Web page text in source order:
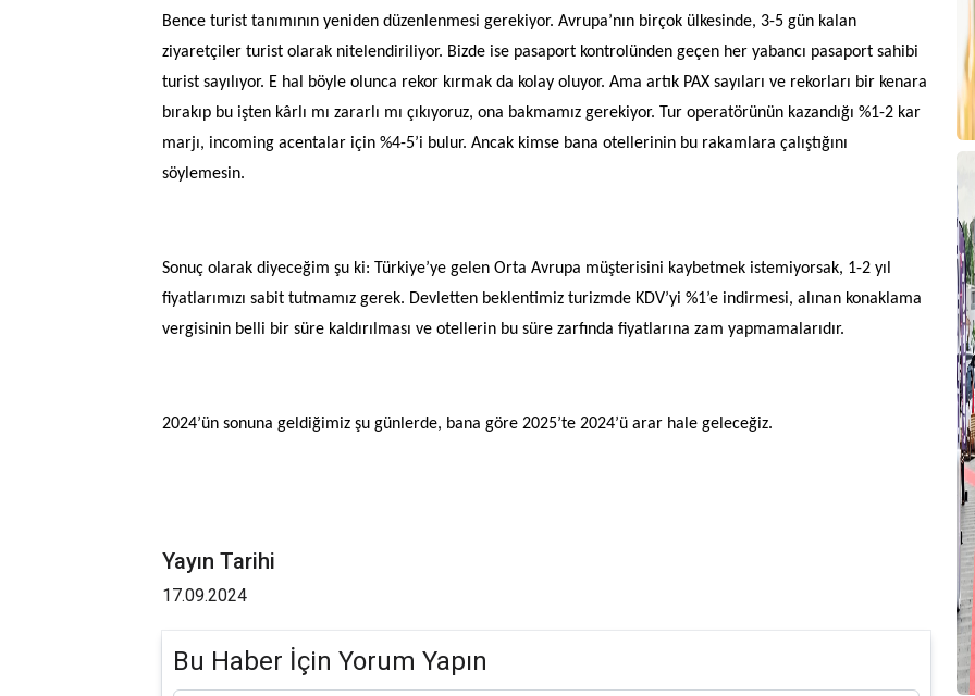
Bence turist tanımının yeniden düzenlenmesi gerekiyor. Avrupa’nın birçok ülkesinde, 3-5 gün kalan
ziyaretçiler turist olarak nitelendiriliyor. Bizde ise pasaport kontrolünden geçen her yabancı pasaport sahibi
turist sayılıyor. E hal böyle olunca rekor kırmak da kolay oluyor. Ama artık PAX sayıları ve rekorları bir kenara
bırakıp bu işten kârlı mı zararlı mı çıkıyoruz, ona bakmamız gerekiyor. Tur operatörünün kazandığı %1-2 kar
marjı, incoming acentalar için %4-5’i bulur. Ancak kimse bana otellerinin bu rakamlara çalıştığını
söylemesin.
Sonuç olarak diyeceğim şu ki: Türkiye’ye gelen Orta Avrupa müşterisini kaybetmek istemiyorsak, 1-2 yıl
fiyatlarımızı sabit tutmamız gerek. Devletten beklentimiz turizmde KDV’yi %1’e indirmesi, alınan konaklama
vergisinin belli bir süre kaldırılması ve otellerin bu süre zarfında fiyatlarına zam yapmamalarıdır.
2024’ün sonuna geldiğimiz şu günlerde, bana göre 2025’te 2024’ü arar hale geleceğiz.
Yayın Tarihi
17.09.2024
Bu Haber İçin Yorum Yapın